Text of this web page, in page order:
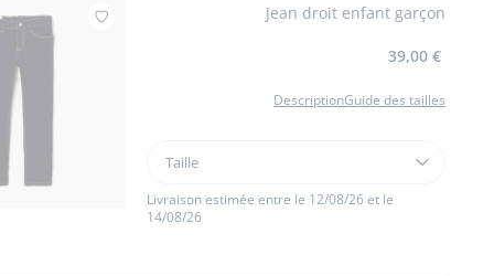
Ajouter à mes favoris : Jean droit enfant garçon
Jean droit enfant garçon
39,00 €
Description Guide des tailles
Taille
Jean
droit
enfant
Taille
Livraison estimée entre le 12/08/26 et le
14/08/26